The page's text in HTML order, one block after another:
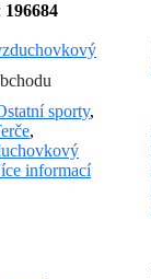
196684
sporty,
,
informací